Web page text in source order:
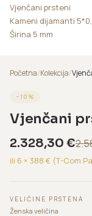
Vjenčani prsteni
Kameni dijamanti
Širina 5 mm
Početna/Kolekcija/
− 10 %
Vjenčani
2.328,30 €
ili 6 × 388 € (T-Com
VELIČINE PRSTENA
Ženska veličina